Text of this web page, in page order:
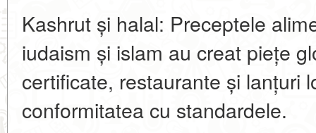
Kashrut și halal: Preceptele
iudaism și islam au creat piețe
certificate, restaurante și lanțuri
conformitatea cu standardele.